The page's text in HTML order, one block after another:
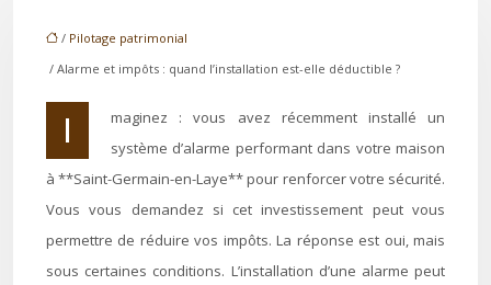
/ Pilotage patrimonial
/ Alarme et impôts : quand l’installation est-elle déductible ?
Imaginez : vous avez récemment installé un
système d’alarme performant dans votre maison
à **Saint-Germain-en-Laye** pour renforcer votre sécurité.
Vous vous demandez si cet investissement peut vous
permettre de réduire vos impôts. La réponse est oui, mais
sous certaines conditions. L’installation d’une alarme peut